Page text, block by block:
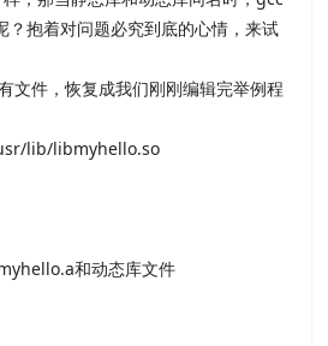
？抱着对问题必究到底的心情，来试
文件，恢复成我们刚刚编辑完举例程
lib/libmyhello.so
和动态库文件